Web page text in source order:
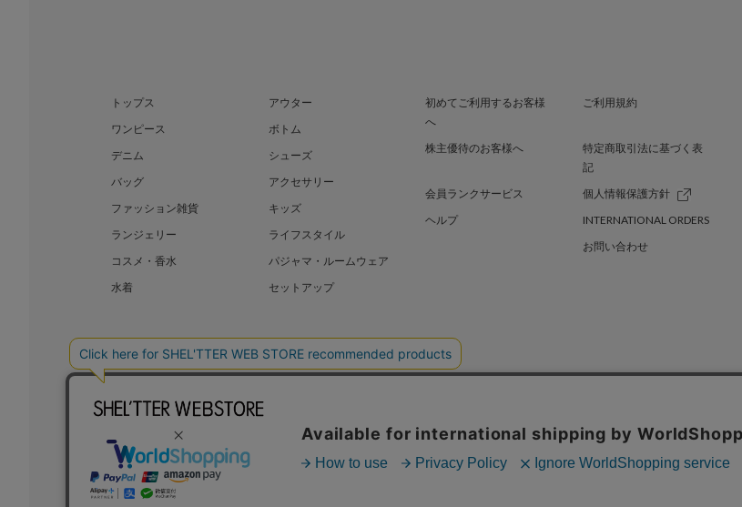
トップス
アウター
ワンピース
ボトム
デニム
シューズ
バッグ
アクセサリー
ファッション雑貨
キッズ
ランジェリー
ライフスタイル
コスメ・香水
パジャマ・ルームウェア
水着
セットアップ
初めてご利用するお客様
へ
ご利用規約
株主優待のお客様へ
特定商取引法に基づく表
記
会員ランクサービス
個人情報保護方針
ヘルプ
INTERNATIONAL ORDERS
お問い合わせ
BAROQUE JAPAN LIMITED SHEL’TTER GREEN 採用情報
COPYRIGHT © BAROQUE JAPAN LIMITED ALL RIGHTS RESERVED.